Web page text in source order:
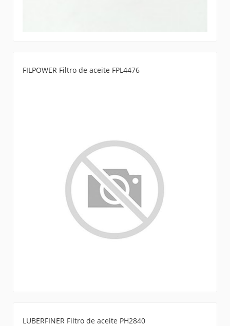
FILPOWER Filtro de aceite FPL4476
LUBERFINER Filtro de aceite PH2840